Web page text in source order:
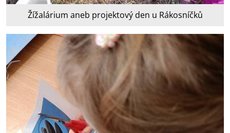
Žížalárium aneb projektový den u Rákosníčků